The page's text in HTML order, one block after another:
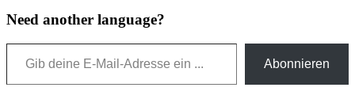
Need another language?
Gib deine E-Mail-Adresse ein ...
Abonnieren